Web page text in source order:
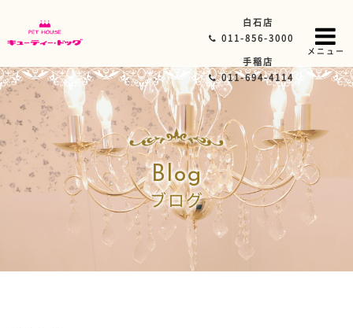
白石店
011-856-3000
手稲店
011-694-4114
メニュー
Blog
ブログ